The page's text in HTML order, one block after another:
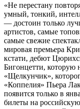
«Не перестану
умный, тонкий,
— достоин только
артистов, самые
самые свежие
мировая премьера
кстати, дебют
Бигонцетти, которую
«Щелкунчик»,
«Коппелия» Пьера
появится только в
билеты на